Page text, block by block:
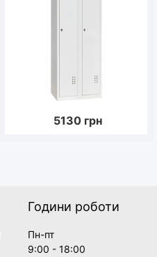
5130 грн
Години роботи
Пн-пт
9:00 - 18:00